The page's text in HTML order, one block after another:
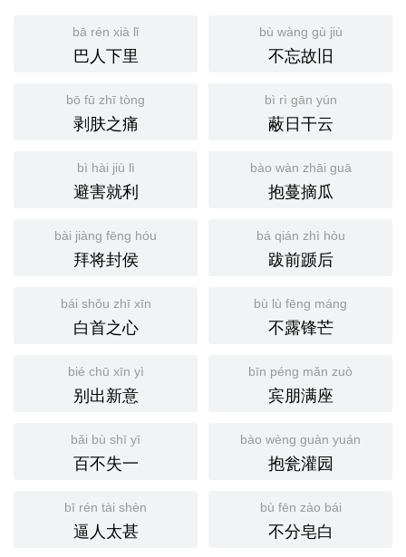
bā rén xià lǐ
巴人下里
bù wàng gù jiù
不忘故旧
bō fū zhī tòng
剥肤之痛
bì rì gān yún
蔽日干云
bì hài jiù lì
避害就利
bào wàn zhāi guā
抱蔓摘瓜
bài jiàng fēng hóu
拜将封侯
bá qián zhì hòu
跋前踬后
bái shǒu zhī xīn
白首之心
bù lù fēng máng
不露锋芒
bié chū xīn yì
别出新意
bīn péng mǎn zuò
宾朋满座
bǎi bù shī yī
百不失一
bào wèng guàn yuán
抱瓮灌园
bī rén tài shèn
逼人太甚
bù fēn zào bái
不分皂白